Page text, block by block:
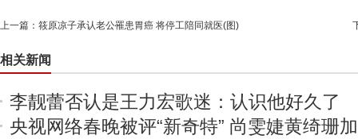
上一篇： 筱原凉子承认老公罹患胃癌 将停工陪同就医(图)
相关新闻
李靓蕾否认是王力宏歌迷：认识他好久了
央视网络春晚被评“新奇特” 尚雯婕黄绮珊